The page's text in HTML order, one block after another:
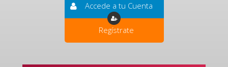
Accede a tu Cuenta
Regístrate